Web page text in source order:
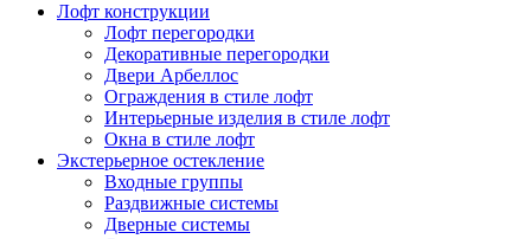
Лофт конструкции
Лофт перегородки
Декоративные перегородки
Двери Арбеллос
Ограждения в стиле лофт
Интерьерные изделия в стиле лофт
Окна в стиле лофт
Экстерьерное остекление
Входные группы
Раздвижные системы
Дверные системы